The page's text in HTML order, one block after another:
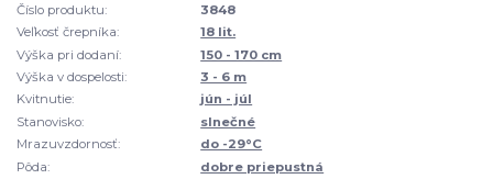
Číslo produktu:
3848
Veľkosť črepníka:
18 lit.
Výška pri dodaní:
150 - 170 cm
Výška v dospelosti:
3 - 6 m
Kvitnutie:
jún - júl
Stanovisko:
slnečné
Mrazuvzdornosť:
do -29°C
Pôda:
dobre priepustná